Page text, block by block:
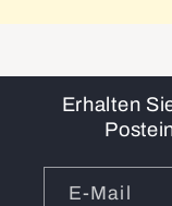
Erhalten
E-Mail